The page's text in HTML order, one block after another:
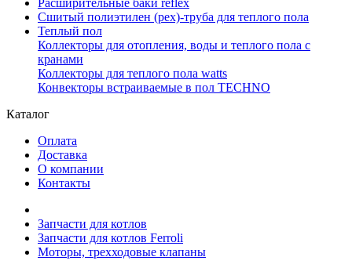
Расширительные баки reflex
Сшитый полиэтилен (pex)-труба для теплого пола
Теплый пол
Коллекторы для отопления, воды и теплого пола с
кранами
Коллекторы для теплого пола watts
Конвекторы встраиваемые в пол TECHNO
Каталог
Оплата
Доставка
О компании
Контакты
Запчасти для котлов
Запчасти для котлов Ferroli
Моторы, трехходовые клапаны